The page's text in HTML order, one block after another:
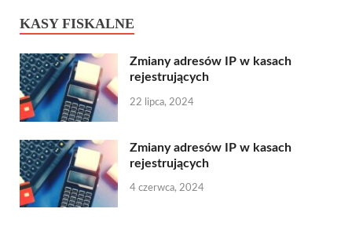
KASY FISKALNE
Zmiany adresów IP w kasach
rejestrujących
22 lipca, 2024
Zmiany adresów IP w kasach
rejestrujących
4 czerwca, 2024